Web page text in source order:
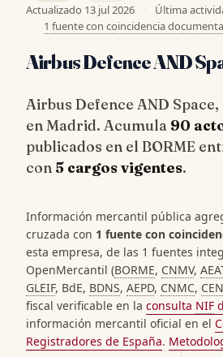
Actualizado 13 jul 2026 · Última
·
1 fuente con coincidencia
Airbus Defence AND
Airbus Defence AND Space,
en Madrid. Acumula 90
publicados en el BORME
con 5 cargos vigentes.
Información mercantil pública
cruzada con 1 fuente con
esta empresa, de las 1 fuentes
OpenMercantil (BORME, CNMV,
GLEIF, BdE, BDNS, AEPD, CNMC,
fiscal verificable en la consulta NIF
información mercantil oficial en el
Registradores de España.